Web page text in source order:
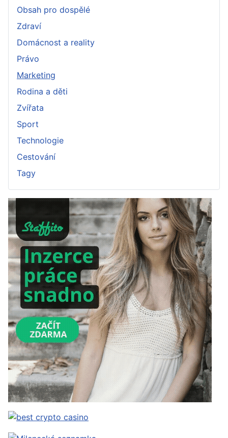
Obsah pro dospělé
Zdraví
Domácnost a reality
Právo
Marketing
Rodina a děti
Zvířata
Sport
Technologie
Cestování
Tagy